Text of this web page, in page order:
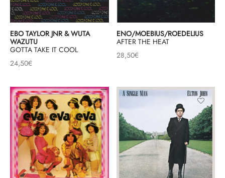
EBO TAYLOR JNR & WUTA
WAZUTU
GOTTA TAKE IT COOL
24,50€
ENO/MOEBIUS/ROEDELIUS
AFTER THE HEAT
28,50€